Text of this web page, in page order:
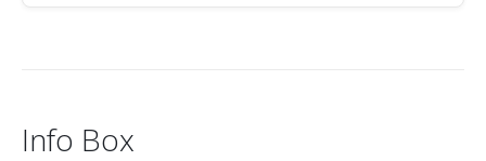
Info Box